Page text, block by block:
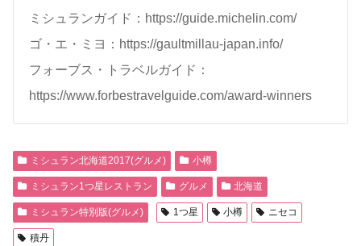
ミシュランガイド：https://guide.michelin.com/
ゴ・エ・ミヨ：https://gaultmillau-japan.info/
フォーブス・トラベルガイド：
https://www.forbestravelguide.com/award-winners
ミシュラン北海道2017(グルメ) 小樽
ミシュラン1つ星レストラン グルメ 北海道
ミシュラン特別版(グルメ) 1つ星 小樽 ニセコ
積丹